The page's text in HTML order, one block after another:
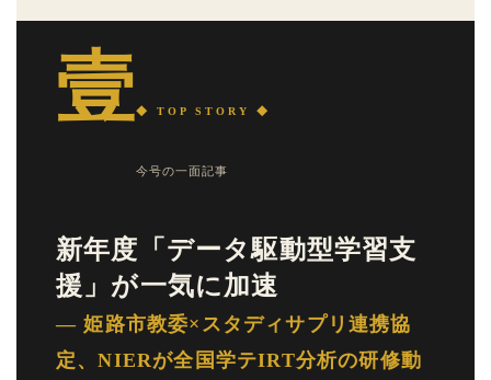
壹◆ TOP STORY ◆
今号の一面記事
新年度「データ駆動型学習支
援」が一気に加速
— 姫路市教委×スタディサプリ連携協
定、NIERが全国学テIRT分析の研修動